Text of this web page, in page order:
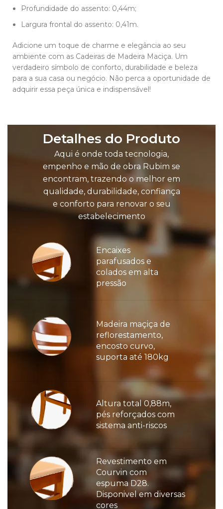
Profundidade do assento: 0,44m;
Largura frontal do assento: 0,41m.
Adicione um toque de charme e elegância ao seu
ambiente com as Cadeiras de Madeira Maciça. Um
verdadeiro símbolo de conforto, durabilidade e beleza
para a sua casa ou negócio. Não perca a oportunidade de
adquirir essa peça única e indispensável!
Detalhes do Produto
Aqui é onde toda tecnologia,
empenho e mão de obra Rubim se
encontram, trazendo o melhor em
qualidade, durabilidade, confiança
e conforto para renovar o seu
estabelecimento
Encaixes
parafusados e
colados em alta
pressão
Madeira maçiça de
reflorestamento,
encosto curvo,
suporta até 180kg
Altura total 0,88m,
pés reforçados com
sistema anti-riscos
Revestimento em
Courvin com
espuma D28.
Disponivel em diversas
cores